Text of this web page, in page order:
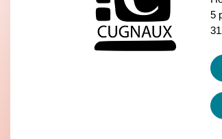
5